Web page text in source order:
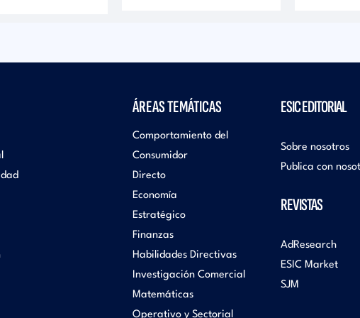
ÁREAS TEMÁTICAS
Comportamiento del
Consumidor
Directo
Economía
Estratégico
Finanzas
Habilidades Directivas
Investigación Comercial
Matemáticas
Operativo y Sectorial
ESIC EDITORIAL
Sobre nosotros
Publica con
REVISTAS
AdResearch
ESIC Market
SJM